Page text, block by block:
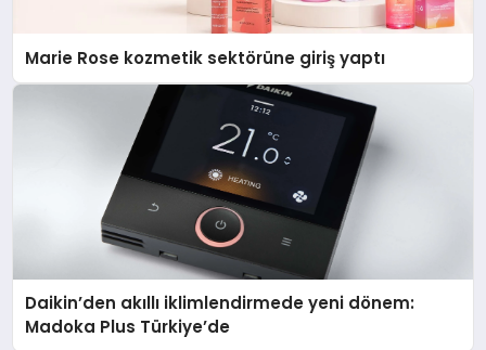
Marie Rose kozmetik sektörüne giriş yaptı
Daikin’den akıllı iklimlendirmede yeni dönem:
Madoka Plus Türkiye’de